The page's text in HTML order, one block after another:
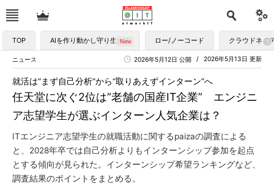
TOP AIを作り動かし守り生かす ロー/ノーコード クラウドネイ
ニュース 2026年5月13日 更新
2026年5月12日 公開
任天堂に次ぐ2位は“老舗の国産IT企業” エンジニ
ア志望学生が選ぶインターン人気企業は？
就活は“まず自己分析”から“取りあえずインターン”へ
ITエンジニア志望学生の就職活動に関するpaizaの調査による
と、2028年卒では自己分析よりもインターンシップ参加を起点
とする傾向が見られた。インターンシップ希望ランキングなど、
調査結果のポイントをまとめる。